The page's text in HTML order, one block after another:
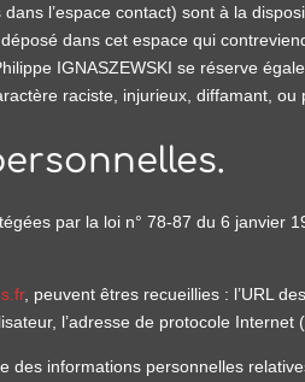
l’espace contact) sont à la
dans cet espace qui
IGNASZEWSKI se réserve
raciste, injurieux, diffamant,
par la loi n° 78-87 du 6 janvier
, peuvent êtres recueillies : l’URL
l’adresse de protocole Internet
des informations personnelles